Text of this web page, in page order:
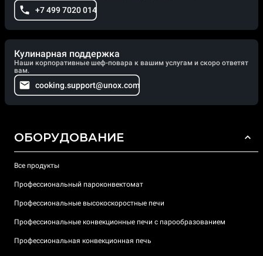
+7 499 7020 014
Кулинарная поддержка
Наши корпоративные шеф-повара к вашим услугам и скоро ответят
вам.
cooking.support@unox.com
ОБОРУДОВАНИЕ
Все продукты
Профессиональный пароконвектомат
Профессиональные высокоскоростные печи
Профессиональные конвекционные печи с парообразованием
Профессиональная конвекционная печь